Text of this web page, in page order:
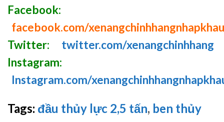
Facebook:
facebook.com/xenangchinhhangnhapkhau
Twitter:
twitter.com/xenangchinhhang
Instagram:
Instagram.com/
Tags: đầu thủy lực 2,5 tấn, ben thủy